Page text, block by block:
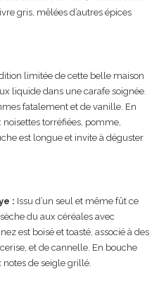
gris, mêlées d’autres épices
limitée de cette belle maison
liquide dans une carafe soignée.
fatalement et de vanille. En
torréfiées, pomme,
est longue et invite à déguster
: Issu d’un seul et même fût ce
du aux céréales avec
est boisé et toasté, associé à des
et de cannelle. En bouche
de seigle grillé.